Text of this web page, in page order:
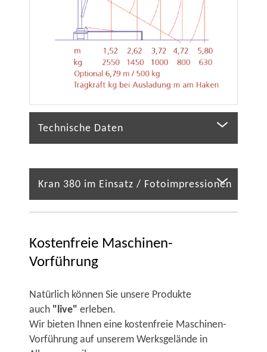
Technische Daten
Kran 380 im Einsatz / Fotoimpressionen
Kostenfreie Maschinen-
Vorführung
Natürlich können Sie unsere Produkte
auch "live" erleben.
Wir bieten Ihnen eine kostenfreie Maschinen-
Vorführung auf unserem Werksgelände in